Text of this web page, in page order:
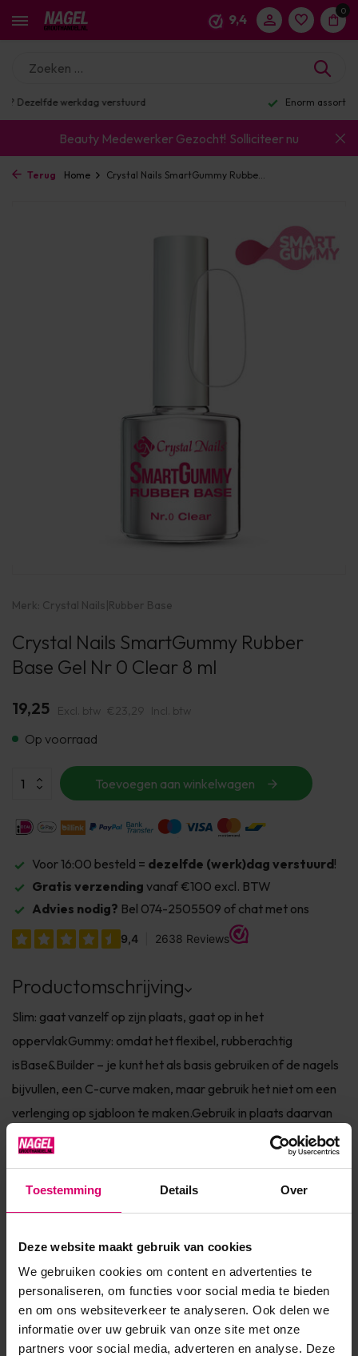
Toestemming Details Over
Deze website maakt gebruik van cookies
We gebruiken cookies om content en advertenties te
personaliseren, om functies voor social media te bieden
en om ons websiteverkeer te analyseren. Ook delen we
informatie over uw gebruik van onze site met onze
partners voor social media, adverteren en analyse. Deze
9,4
0
Enorm assortiment & alle bekende merken
Beauty Medewerker Gezocht! Solliciteer nu
Terug Home Crystal Nails SmartGummy Rubbe...
Merk: Crystal Nails|Rubber Base
Crystal Nails SmartGummy Rubber
Base Gel Nr 0 Clear 8 ml
19,25 Excl. btw €23,29 Incl. btw
Op voorraad
Toevoegen aan winkelwagen
Voor 16:00 besteld = dezelfde (werk)dag verstuurd!
Gratis verzending vanaf €100 excl. BTW
Advies nodig? Bel 074-2505509 of chat met ons
Productomschrijving
Slim: gaat vanzelf op zijn plaats, gaat op in het
oppervlakGummy: omdat het flexibel, rubberachtig
isBase&Builder – je kunt het als basis gebruiken of de nagels
bijvullen, een C-curve maken, maar gebruik het niet om een
verlenging op sjabloon te maken.Gebruik in plaats daarvan
de Compact Base Gel productlijn of de Elasty Hardener Gel
Toon meer
Product specificaties
Artikelnummer 53375
610487